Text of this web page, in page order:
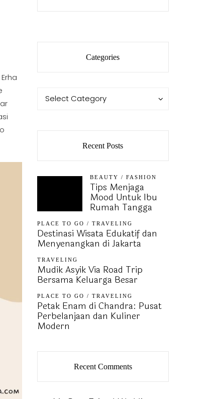
Categories
Categories
Select Category
Categories
Recent Posts
BEAUTY / FASHION
Tips Menjaga
Mood Untuk Ibu
Rumah Tangga
PLACE TO GO / TRAVELING
Destinasi Wisata Edukatif dan
Menyenangkan di Jakarta
TRAVELING
Mudik Asyik Via Road Trip
Bersama Keluarga Besar
PLACE TO GO / TRAVELING
Petak Enam di Chandra: Pusat
Perbelanjaan dan Kuliner
Modern
Recent Comments